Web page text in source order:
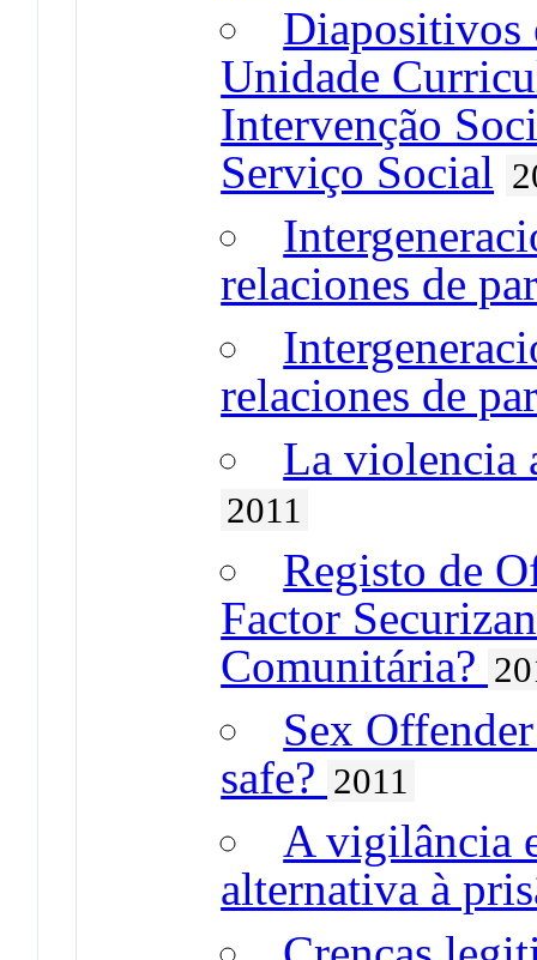
Diapositivos
Unidade
Intervenção
Serviço Social
relaciones de
relaciones de
La violencia
2011
Registo de
Factor
Comunitária?
Sex
safe? 2011
A vigilância
alternativa à